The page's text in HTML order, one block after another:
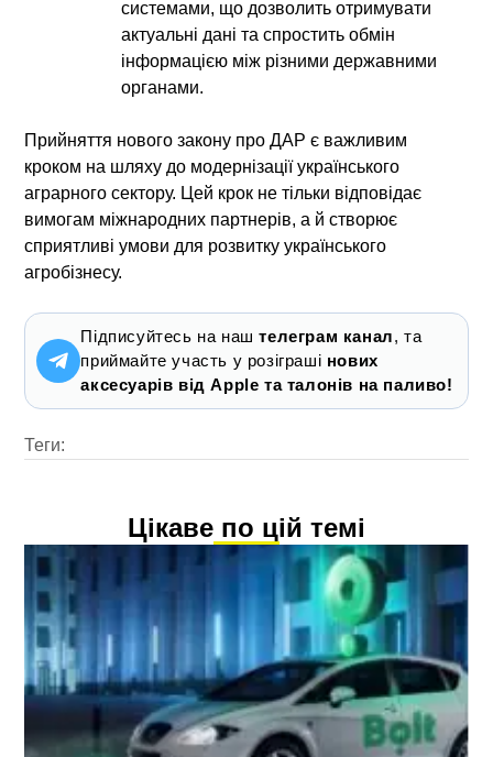
системами, що дозволить отримувати
актуальні дані та спростить обмін
інформацією між різними державними
органами.
Прийняття нового закону про ДАР є важливим
кроком на шляху до модернізації українського
аграрного сектору. Цей крок не тільки відповідає
вимогам міжнародних партнерів, а й створює
сприятливі умови для розвитку українського
агробізнесу.
Підписуйтесь на наштелеграм канал, та
приймайте участь у розіграші нових
аксесуарів від Apple та талонів на паливо!
Теги:
Цікаве по цій темі